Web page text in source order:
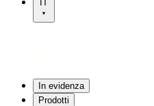
IT
In evidenza
Prodotti